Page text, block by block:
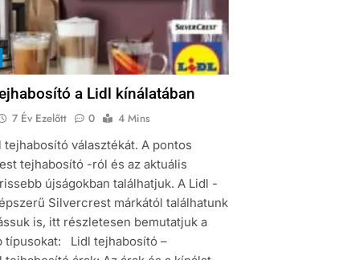
a Lidl kínálatában
7 Év Ezelőtt 0
4 Mins
tejhabosító választékát. A pontos
tejhabosító -ról és az aktuális
újságokban találhatjuk. A Lidl -
Silvercrest márkától találhatunk
is, itt részletesen bemutatjuk a
típusokat: Lidl tejhabosító –